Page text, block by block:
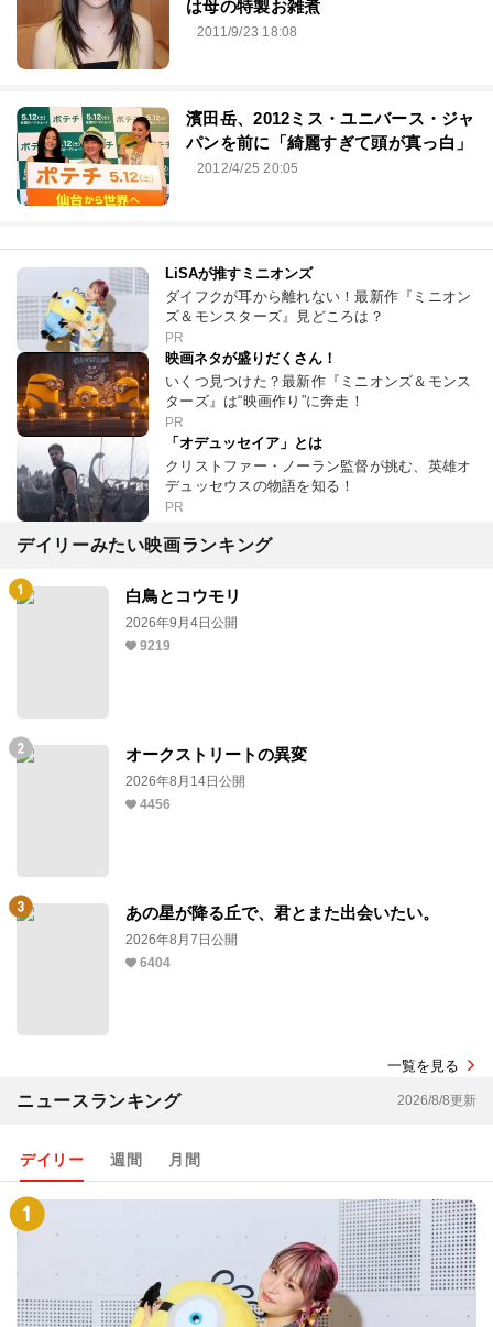
は母の特製お雑煮
2011/9/23 18:08
濱田岳、2012ミス・ユニバース・ジャ
パンを前に「綺麗すぎて頭が真っ白」
2012/4/25 20:05
LiSAが推すミニオンズ
ダイフクが耳から離れない！最新作『ミニオン
ズ＆モンスターズ』見どころは？
PR
映画ネタが盛りだくさん！
いくつ見つけた？最新作『ミニオンズ＆モンス
ターズ』は“映画作り”に奔走！
PR
「オデュッセイア」とは
クリストファー・ノーラン監督が挑む、英雄オ
デュッセウスの物語を知る！
PR
デイリーみたい映画ランキング
白鳥とコウモリ
2026年9月4日公開
9219
オークストリートの異変
2026年8月14日公開
4456
あの星が降る丘で、君とまた出会いたい。
2026年8月7日公開
6404
一覧を見る
ニュースランキング 2026/8/8更新
デイリー 週間 月間